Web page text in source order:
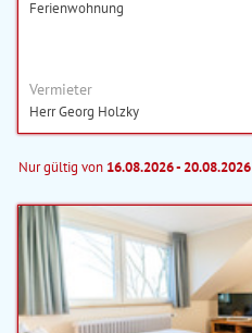
Ferienwohnung
Vermieter
Herr Georg Holzky
Nur gültig von 16.08.2026 - 20.08.2026